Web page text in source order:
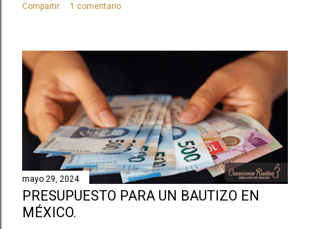
Compartir 1 comentario
mayo 29, 2024
PRESUPUESTO PARA UN BAUTIZO EN
MÉXICO.